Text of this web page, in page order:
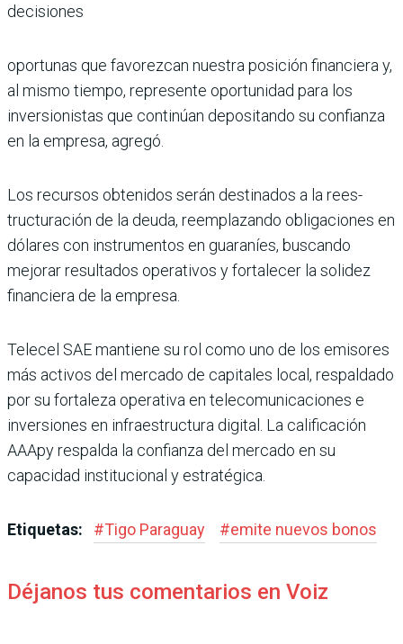
decisiones
oportunas que favorezcan nuestra posición financiera y,
al mismo tiempo, repre­sente oportunidad para los
inversionistas que conti­núan depositando su con­fianza
en la empresa, agregó.
Los recursos obtenidos serán destinados a la rees­
tructuración de la deuda, reemplazando obligaciones en
dólares con instrumen­tos en guaraníes, buscando
mejorar resultados opera­tivos y fortalecer la solidez
financiera de la empresa.
Telecel SAE mantiene su rol como uno de los emisores
más activos del mercado de capitales local, respaldado
por su fortaleza operativa en telecomunicaciones e
inversiones en infraes­tructura digital. La califi­cación
AAApy respalda la confianza del mercado en su
capacidad institucional y estratégica.
Etiquetas: #Tigo Paraguay #emite nuevos bonos
Déjanos tus comentarios en Voiz